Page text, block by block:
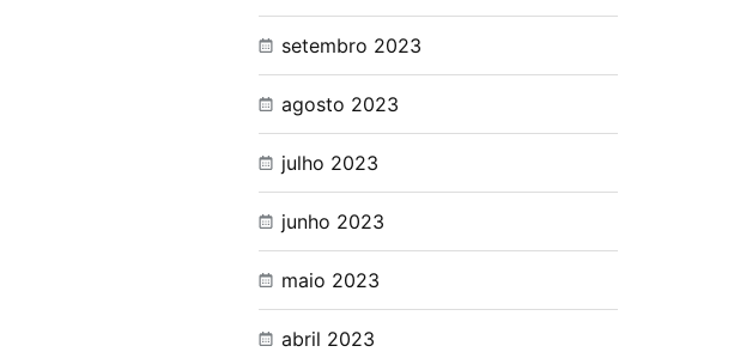
setembro 2023
agosto 2023
julho 2023
junho 2023
maio 2023
abril 2023